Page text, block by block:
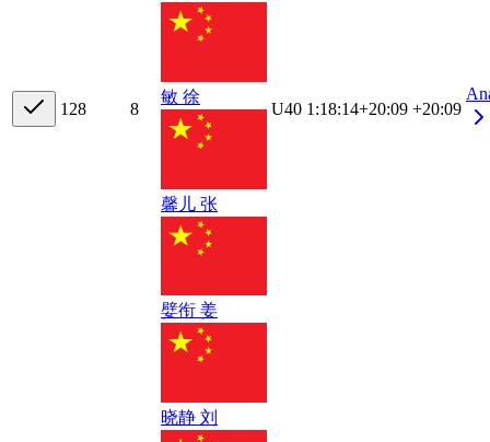
128 8
敏 徐
馨儿 张
嬖衔 姜
晓静 刘
U40 1:18:14+20:09 +20:09